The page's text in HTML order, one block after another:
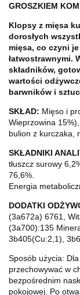
GROSZKIEM
Klopsy z mięsa
dorosłych
mięsa, co czyni
łatwostrawnymi.
składników,
wartości
barwników i
SKŁAD: Mięso i
Wieprzowina
bulion z kurczaka,
SKŁADNIKI
tłuszcz surowy
76,6%.
Energia
DODATKI
(3a672a) 6761,
(3a700):135
3b405(Cu:2,1),
Sposób użycia:
przechowywać w
bezpośrednim
pokojowej. Po